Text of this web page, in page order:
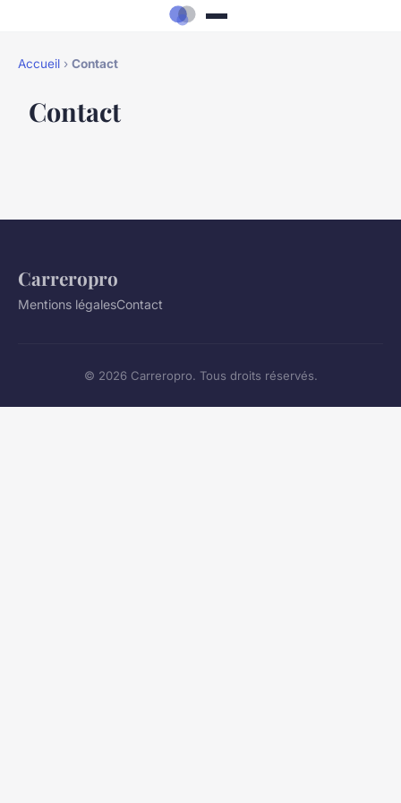
Accueil › Contact
Contact
Carreropro
Mentions légalesContact
© 2026 Carreropro. Tous droits réservés.